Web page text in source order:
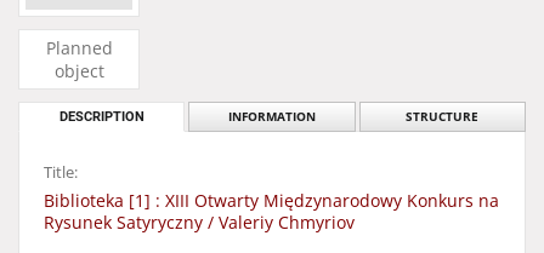
Planned
object
DESCRIPTION INFORMATION STRUCTURE
Title:
Biblioteka [1] : XIII Otwarty Międzynarodowy Konkurs na
Rysunek Satyryczny / Valeriy Chmyriov